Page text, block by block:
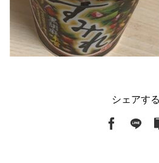
シェアする